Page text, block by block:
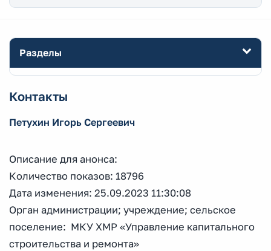
Разделы
Контакты
Петухин Игорь Сергеевич
Описание для анонса:
Количество показов: 18796
Дата изменения: 25.09.2023 11:30:08
Орган администрации; учреждение; сельское
поселение: МКУ ХМР «Управление капитального
строительства и ремонта»